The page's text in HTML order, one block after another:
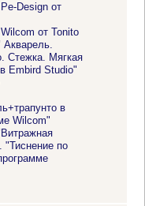
Design от
от Tonito
Акварель.
Стежка. Мягкая
Embird Studio"
в
Wilcom"
"Тиснение по